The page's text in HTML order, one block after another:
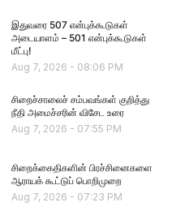
இதுவரை 507 என்புக்கூடுகள்
அடையாளம் – 501 என்புக்கூடுகள்
மீட்பு!
Aug 7, 2026 - 08:06 PM
சிறைச்சாலைச் சம்பவங்கள் குறித்து
நீதி அமைச்சரின் விசேட உரை
Aug 7, 2026 - 07:55 PM
சிறைக்கைதிகளின் பிரச்சினைகளை
ஆராயக் கூட்டுப் பொறிமுறை
Aug 7, 2026 - 07:23 PM